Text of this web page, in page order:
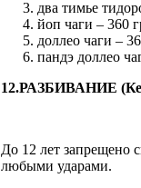
два тимье
йоп чаги – 360
доллео чаги –
пандэ доллео
12.РАЗБИВАНИЕ
До 12 лет запрещено
любыми ударами.